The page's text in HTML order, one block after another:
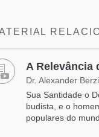
A Relevância
Dr. Alexander
Sua Santidade o
budista, e o
populares do